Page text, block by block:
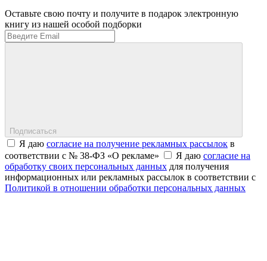
Оставьте свою почту и получите в подарок электронную
книгу из нашей особой подборки
Подписаться
Я даю согласие на получение рекламных рассылок в
соответствии с № 38-ФЗ «О рекламе»
Я даю согласие на
обработку своих персональных данных для получения
информационных или рекламных рассылок в соответствии с
Политикой в отношении обработки персональных данных